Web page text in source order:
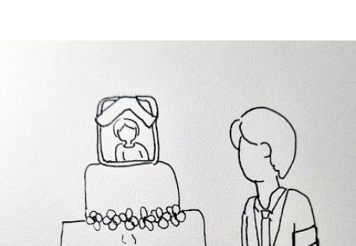
니다. 정부 업무계획 내용 추진 시기 3급 단일장애까지 장애인연금 지급
2027년 중증장애인 생계급여 부양의무자 기준 폐지 2027년 하반기 활동
지원서비스 65세 이후 선택권 보장 2027년 7월 최중증 발달장애인 24시
간 긴급돌봄 확대 확대 추진 장애인 공공일자리 지속 확대 계속 추진 ※
업무계획에 담긴 내용으로, 법 개정과 예산 반영 등을 거쳐 시행될 예정
입니다. 부모와 함께 살아도 장애인연금을 받을 수 있을까요? 이번 보건
복지부 업무계획이 발표된 뒤 많은 분들이 질문하셨습니다. "부모와 같이